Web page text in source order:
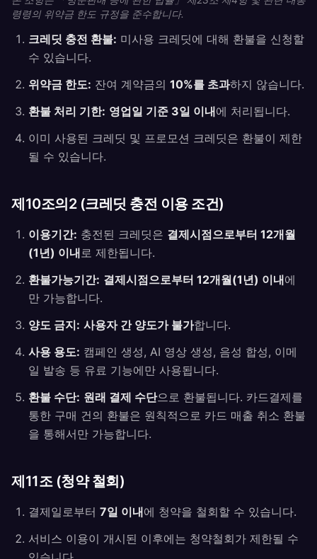
령령의 위약금 한도 규정을 준수합니다.
크레딧 충전 환불: 미사용 크레딧에 대해 환불을 신청할
수 있습니다.
위약금 한도: 잔여 계약금의 10%를 초과하지 않습니다.
환불 처리 기한: 영업일 기준 3일 이내에 처리됩니다.
이미 사용된 크레딧 및 프로모션 크레딧은 환불이 제한
될 수 있습니다.
제10조의2 (크레딧 충전 이용 조건)
이용기간: 충전된 크레딧은 결제시점으로부터 12개월
(1년) 이내로 제한됩니다.
환불가능기간: 결제시점으로부터 12개월(1년) 이내에
만 가능합니다.
양도 금지: 사용자 간 양도가 불가합니다.
사용 용도: 캠페인 생성, AI 영상 생성, 음성 합성, 이메
일 발송 등 유료 기능에만 사용됩니다.
환불 수단: 원래 결제 수단으로 환불됩니다. 카드결제를
통한 구매 건의 환불은 원칙적으로 카드 매출 취소 환불
을 통해서만 가능합니다.
제11조 (청약 철회)
결제일로부터 7일 이내에 청약을 철회할 수 있습니다.
서비스 이용이 개시된 이후에는 청약철회가 제한될 수